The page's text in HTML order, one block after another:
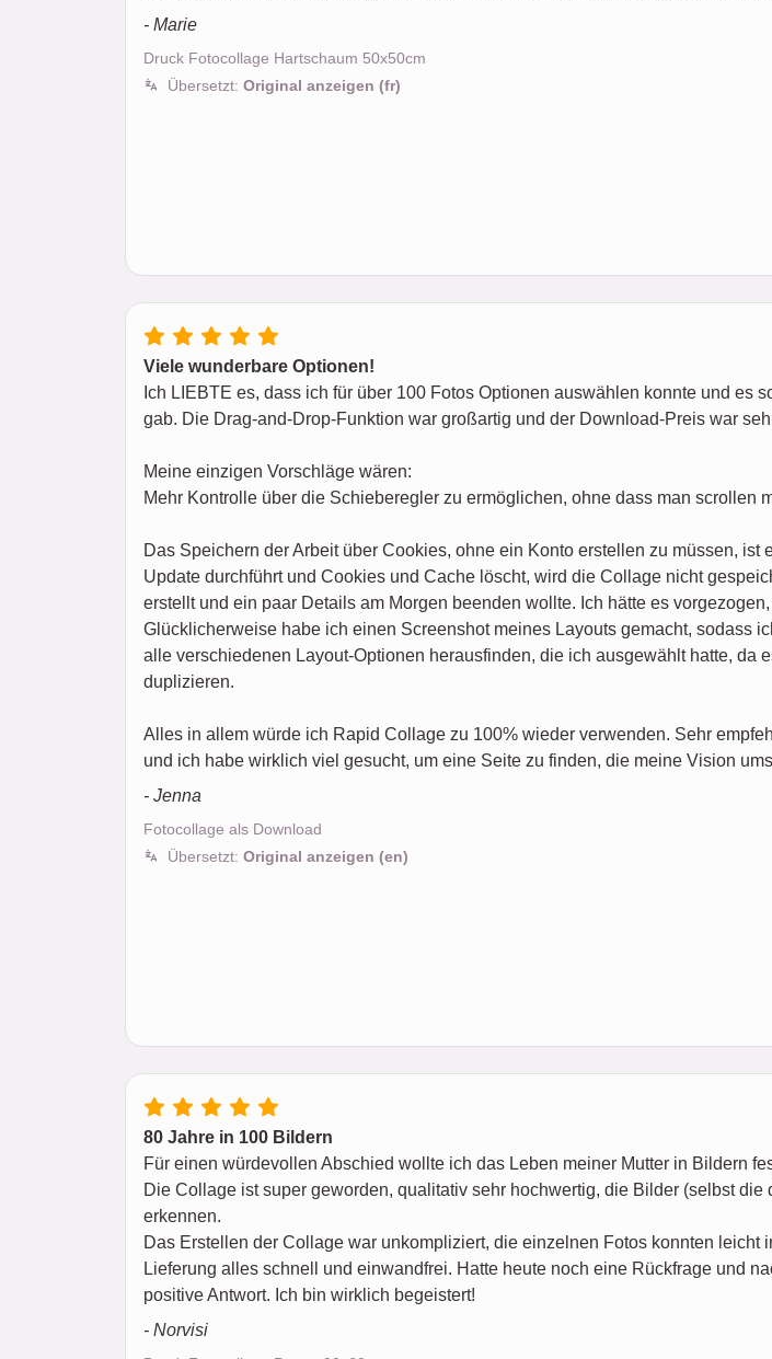
- Marie
Druck Fotocollage Hartschaum 50x50cm
Übersetzt: Original anzeigen (fr)
Viele wunderbare Optionen!
Ich LIEBTE es, dass ich für über 100 Fotos Optionen auswählen konnte und
gab. Die Drag-and-Drop-Funktion war großartig und der Download-Preis war
Meine einzigen Vorschläge wären:
Mehr Kontrolle über die Schieberegler zu ermöglichen, ohne dass man scrollen
Das Speichern der Arbeit über Cookies, ohne ein Konto erstellen zu müssen,
Update durchführt und Cookies und Cache löscht, wird die Collage nicht
erstellt und ein paar Details am Morgen beenden wollte. Ich hätte es
Glücklicherweise habe ich einen Screenshot meines Layouts gemacht, sodass
alle verschiedenen Layout-Optionen herausfinden, die ich ausgewählt hatte, da
duplizieren.
Alles in allem würde ich Rapid Collage zu 100% wieder verwenden. Sehr
und ich habe wirklich viel gesucht, um eine Seite zu finden, die meine Vision
- Jenna
Fotocollage als Download
Übersetzt: Original anzeigen (en)
80 Jahre in 100 Bildern
Für einen würdevollen Abschied wollte ich das Leben meiner Mutter in Bildern
Die Collage ist super geworden, qualitativ sehr hochwertig, die Bilder (selbst
erkennen.
Das Erstellen der Collage war unkompliziert, die einzelnen Fotos konnten
Lieferung alles schnell und einwandfrei. Hatte heute noch eine Rückfrage und
positive Antwort. Ich bin wirklich begeistert!
- Norvisi